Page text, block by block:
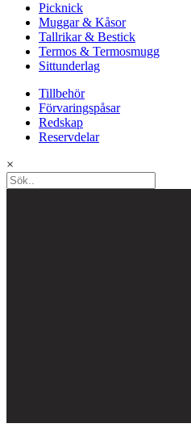
Picknick
Muggar & Kåsor
Tallrikar & Bestick
Termos & Termosmugg
Sittunderlag
Tillbehör
Förvaringspåsar
Redskap
Reservdelar
×